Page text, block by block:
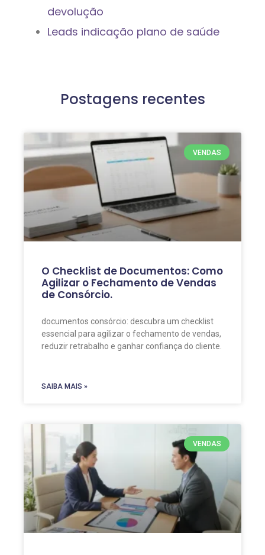
devolução
Leads indicação plano de saúde
Postagens recentes
VENDAS
O Checklist de Documentos: Como
Agilizar o Fechamento de Vendas
de Consórcio.
documentos consórcio: descubra um checklist
essencial para agilizar o fechamento de vendas,
reduzir retrabalho e ganhar confiança do cliente.
SAIBA MAIS »
VENDAS